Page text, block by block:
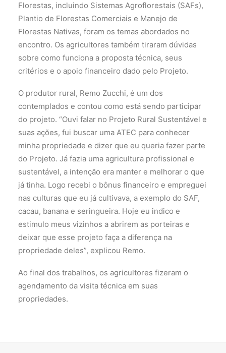
Florestas, incluindo Sistemas Agroflorestais (SAFs),
Plantio de Florestas Comerciais e Manejo de
Florestas Nativas, foram os temas abordados no
encontro. Os agricultores também tiraram dúvidas
sobre como funciona a proposta técnica, seus
critérios e o apoio financeiro dado pelo Projeto.
O produtor rural, Remo Zucchi, é um dos
contemplados e contou como está sendo participar
do projeto. “Ouvi falar no Projeto Rural Sustentável e
suas ações, fui buscar uma ATEC para conhecer
minha propriedade e dizer que eu queria fazer parte
do Projeto. Já fazia uma agricultura profissional e
sustentável, a intenção era manter e melhorar o que
já tinha. Logo recebi o bônus financeiro e empreguei
nas culturas que eu já cultivava, a exemplo do SAF,
cacau, banana e seringueira. Hoje eu indico e
estimulo meus vizinhos a abrirem as porteiras e
deixar que esse projeto faça a diferença na
propriedade deles”, explicou Remo.
Ao final dos trabalhos, os agricultores fizeram o
agendamento da visita técnica em suas
propriedades.